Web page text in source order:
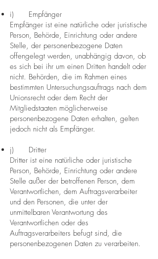
i) Empfänger
Empfänger ist eine natürliche oder juristische
Person, Behörde, Einrichtung oder andere
Stelle, der personenbezogene Daten
offengelegt werden, unabhängig davon, ob
es sich bei ihr um einen Dritten handelt oder
nicht. Behörden, die im Rahmen eines
bestimmten Untersuchungsauftrags nach dem
Unionsrecht oder dem Recht der
Mitgliedstaaten möglicherweise
personenbezogene Daten erhalten, gelten
jedoch nicht als Empfänger.
j) Dritter
Dritter ist eine natürliche oder juristische
Person, Behörde, Einrichtung oder andere
Stelle außer der betroffenen Person, dem
Verantwortlichen, dem Auftragsverarbeiter
und den Personen, die unter der
unmittelbaren Verantwortung des
Verantwortlichen oder des
Auftragsverarbeiters befugt sind, die
personenbezogenen Daten zu verarbeiten.